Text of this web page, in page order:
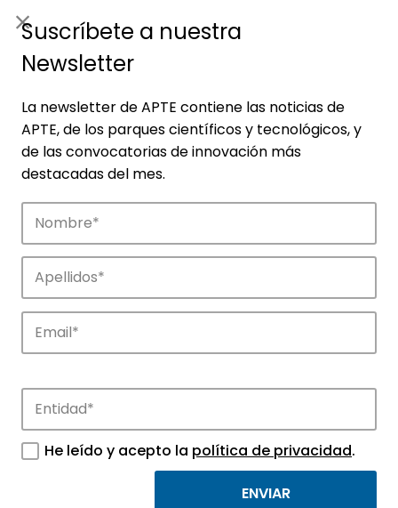
Noticias
APTE y sus parques científicos y
tecnológicos.
Suscríbete a nuestra
Newsletter
La newsletter de APTE contiene las noticias de
APTE, de los parques científicos y tecnológicos, y
de las convocatorias de innovación más
destacadas del mes.
He leído y acepto la política de privacidad.